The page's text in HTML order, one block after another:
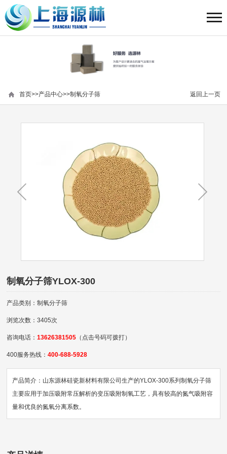
返回上一页
首页>>产品中心>>制氧分子筛
制氧分子筛YLOX-300
产品类别：制氧分子筛
浏览次数：3405次
咨询电话：13626381505 （点击号码可拨打）
400服务热线：400-688-5928
产品简介：山东源林硅瓷新材料有限公司生产的YLOX-300系列制氧分子筛
主要应用于加压吸附常压解析的变压吸附制氧工艺，具有较高的氮气吸附容
量和优良的氮氧分离系数。